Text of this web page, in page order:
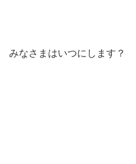
みなさまはいつにします？